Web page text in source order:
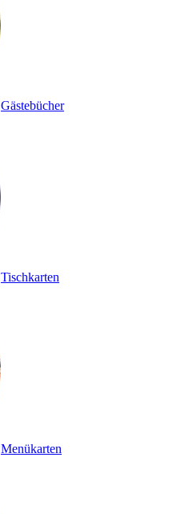
Gästebücher
Tischkarten
Menükarten